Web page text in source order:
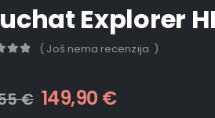
Explorer
( Još nema recenzija. )
€ 149,90 €